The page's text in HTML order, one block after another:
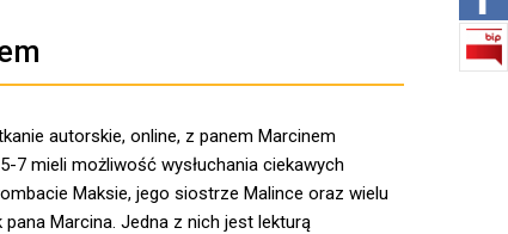
autorskie, online, z panem Marcinem
7 mieli możliwość wysłuchania ciekawych
Maksie, jego siostrze Malince oraz wielu
Marcina. Jedna z nich jest lekturą